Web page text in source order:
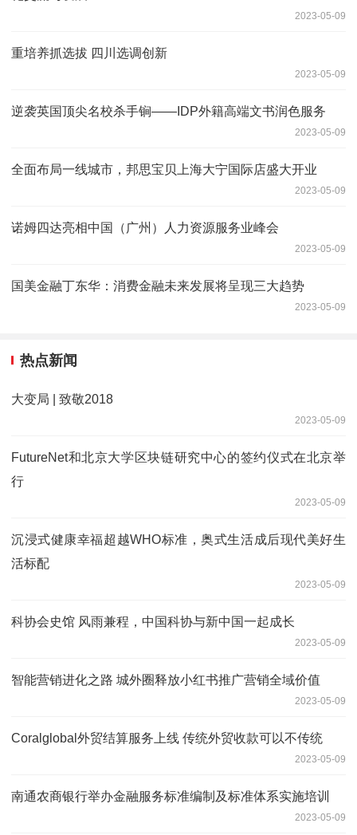
2023-05-09
重培养抓选拔 四川选调创新
2023-05-09
逆袭英国顶尖名校杀手锏——IDP外籍高端文书润色服务
2023-05-09
全面布局一线城市，邦思宝贝上海大宁国际店盛大开业
2023-05-09
诺姆四达亮相中国（广州）人力资源服务业峰会
2023-05-09
国美金融丁东华：消费金融未来发展将呈现三大趋势
2023-05-09
热点新闻
大变局 | 致敬2018
2023-05-09
FutureNet和北京大学区块链研究中心的签约仪式在北京举
行
2023-05-09
沉浸式健康幸福超越WHO标准，奥式生活成后现代美好生
活标配
2023-05-09
科协会史馆 风雨兼程，中国科协与新中国一起成长
2023-05-09
智能营销进化之路 城外圈释放小红书推广营销全域价值
2023-05-09
Coralglobal外贸结算服务上线 传统外贸收款可以不传统
2023-05-09
南通农商银行举办金融服务标准编制及标准体系实施培训
2023-05-09